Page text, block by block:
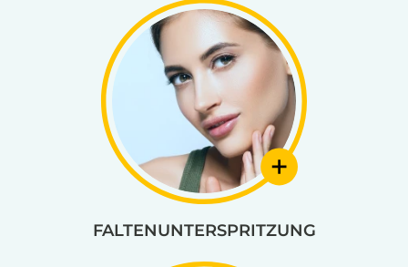
FALTENUNTERSPRITZUNG